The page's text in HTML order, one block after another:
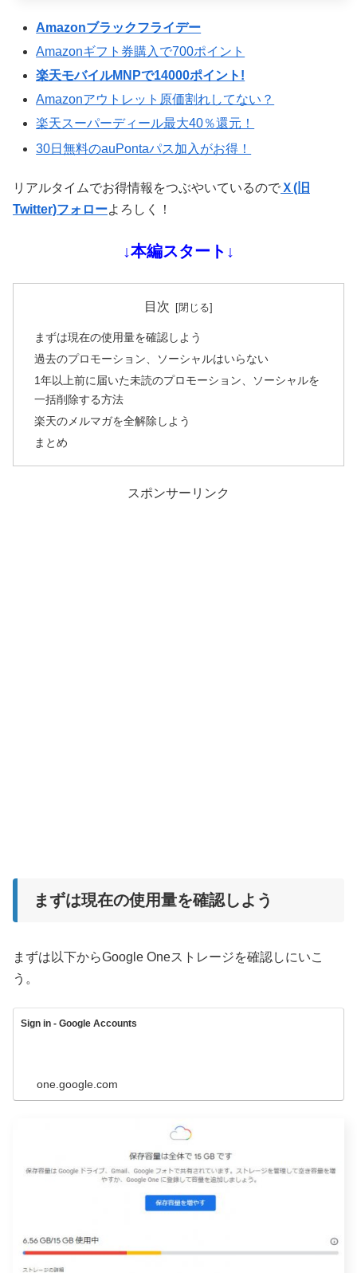
Amazonブラックフライデー
Amazonギフト券購入で700ポイント
楽天モバイルMNPで14000ポイント!
Amazonアウトレット原価割れしてない？
楽天スーパーディール最大40％還元！
30日無料のauPontaパス加入がお得！
リアルタイムでお得情報をつぶやいているので Ｘ(旧
Twitter)フォローよろしく！
↓本編スタート↓
目次
まずは現在の使用量を確認しよう
過去のプロモーション、ソーシャルはいらない
1年以上前に届いた未読のプロモーション、ソーシャルを
一括削除する方法
楽天のメルマガを全解除しよう
まとめ
スポンサーリンク
まずは現在の使用量を確認しよう
まずは以下からGoogle Oneストレージを確認しにいこ
う。
Sign in - Google Accounts
one.google.com